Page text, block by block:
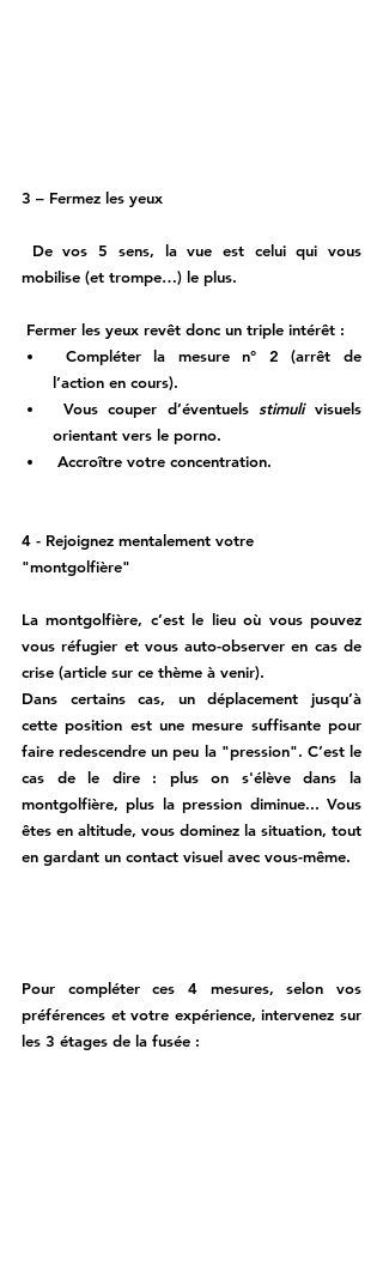
3 – Fermez les yeux
mobilise (et trompe…) le plus.
Fermer les yeux revêt donc un triple intérêt :
l’action en cours).
Vous couper d’éventuels stimuli visuels
orientant vers le porno.
Accroître votre concentration.
4 - Rejoignez mentalement votre
"montgolfière"
La montgolfière, c’est le lieu où vous pouvez
vous réfugier et vous auto-observer en cas de
crise (article sur ce thème à venir).
Dans certains cas, un déplacement jusqu’à
cette position est une mesure suffisante pour
faire redescendre un peu la "pression". C’est le
cas de le dire : plus on s'élève dans la
montgolfière, plus la pression diminue... Vous
êtes en altitude, vous dominez la situation, tout
en gardant un contact visuel avec vous-même.
Pour compléter ces 4 mesures, selon vos
préférences et votre expérience, intervenez sur
les 3 étages de la fusée :